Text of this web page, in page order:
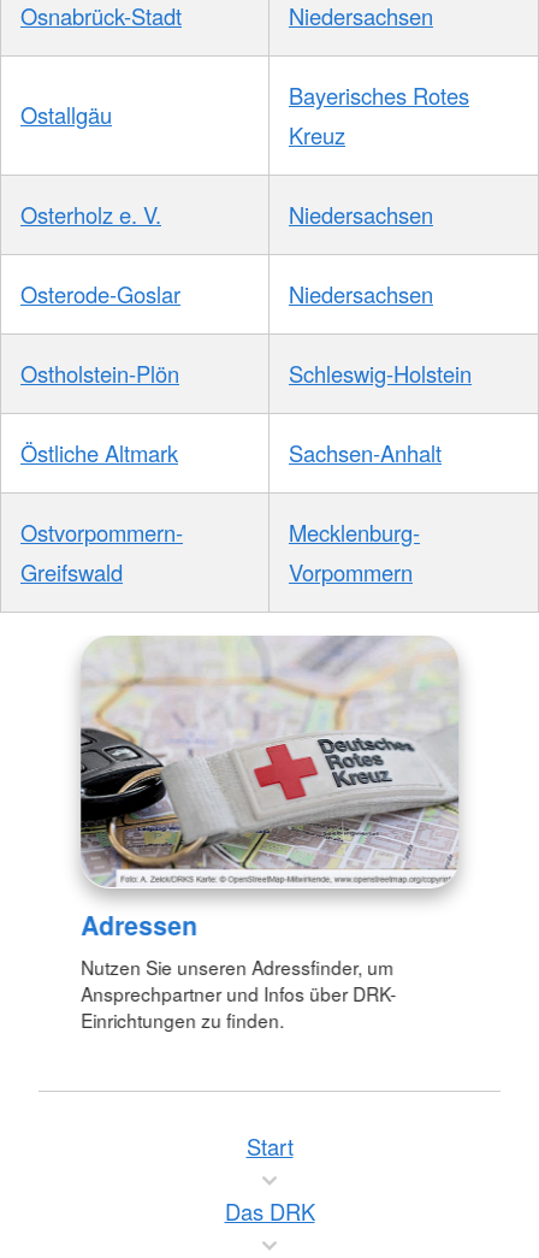
Osnabrück-Stadt Niedersachsen
Ostallgäu
Bayerisches Rotes
Kreuz
Osterholz e. V. Niedersachsen
Osterode-Goslar Niedersachsen
Ostholstein-Plön Schleswig-Holstein
Östliche Altmark Sachsen-Anhalt
Ostvorpommern-
Greifswald
Mecklenburg-
Vorpommern
Adressen
Nutzen Sie unseren Adressfinder, um
Ansprechpartner und Infos über DRK-
Einrichtungen zu finden.
Start
Das DRK